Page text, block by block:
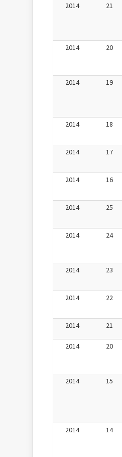
2014
21
2014
20
2014
19
2014
18
2014
17
2014
16
2014
25
2014
24
2014
23
2014
22
2014
21
2014
20
2014
15
2014
14